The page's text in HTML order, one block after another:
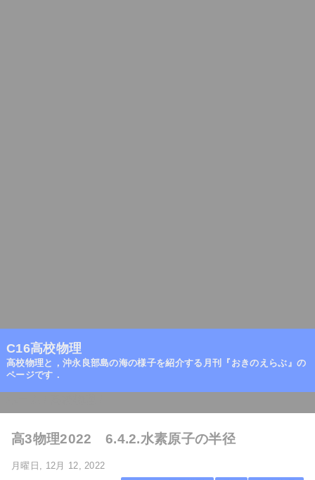
C16高校物理
高校物理と，沖永良部島の海の様子を紹介する月刊『おきのえらぶ』の
ページです．
高3物理2022 6.4.2.水素原子の半径
月曜日, 12月 12, 2022